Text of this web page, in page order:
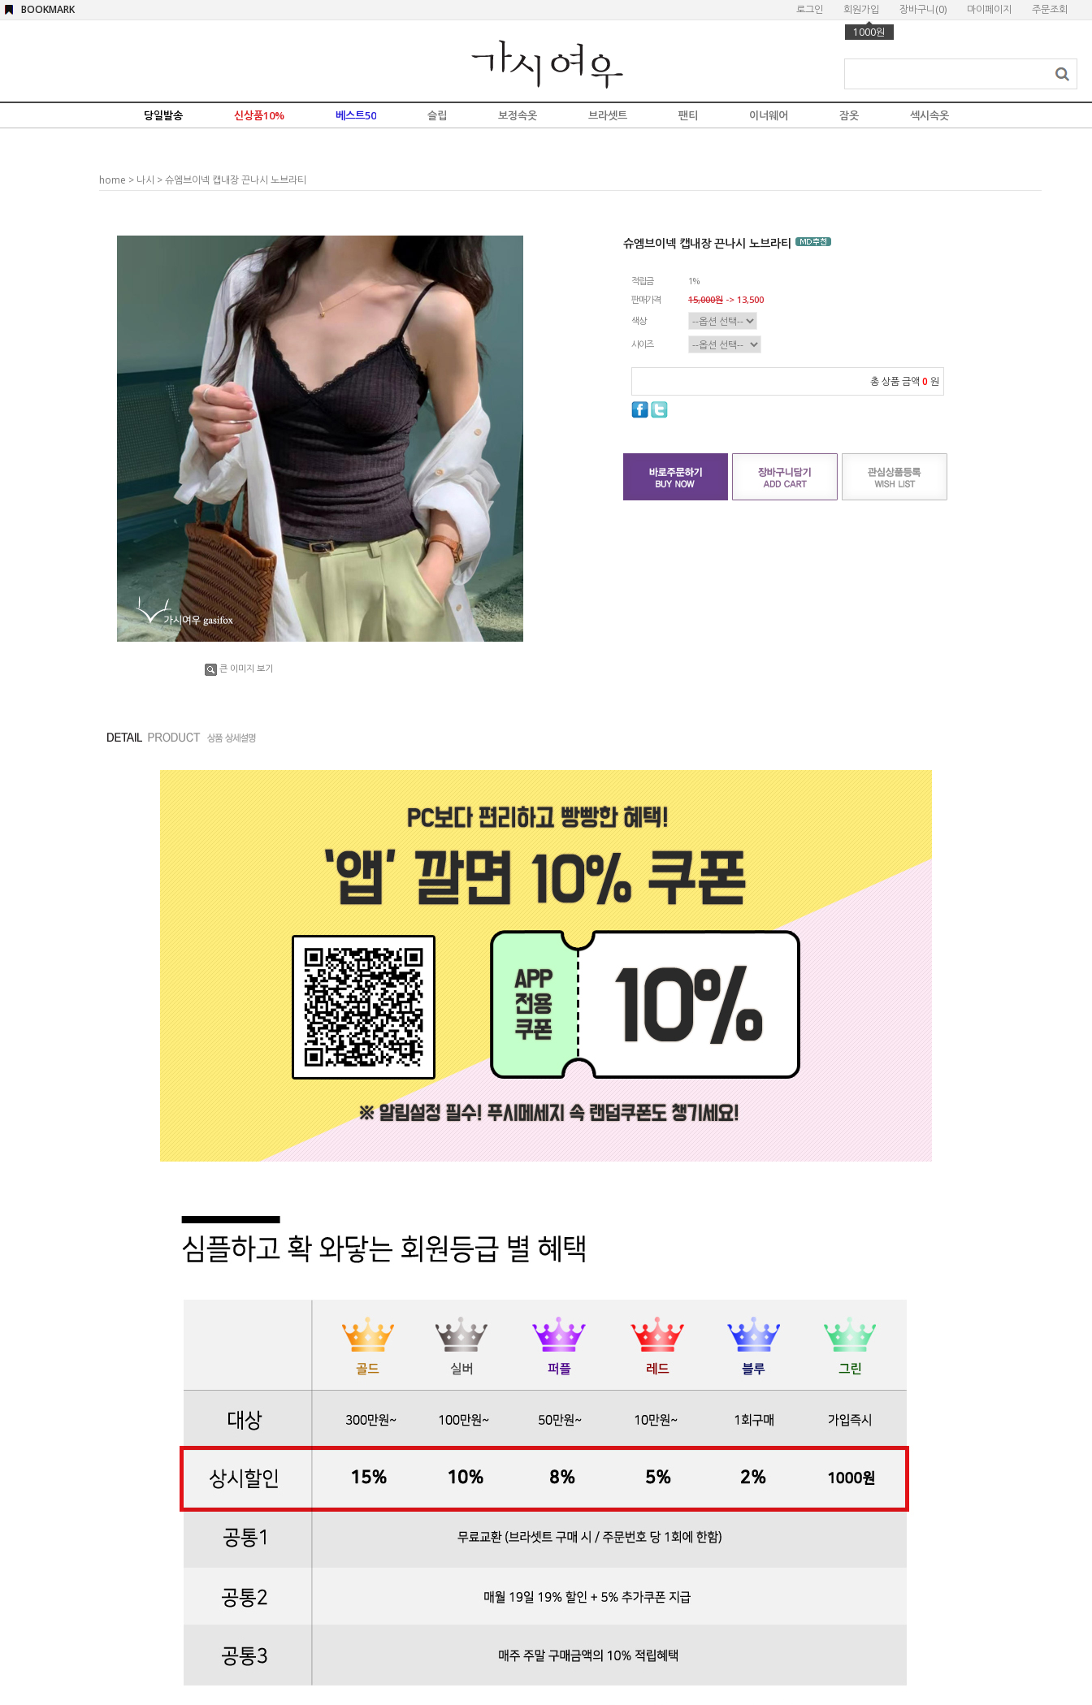
로그인
회원가입
1000원
장바구니(0) 마이페이지 주문조회
BOOKMARK
당일발송 신상품10% 베스트50 슬립 보정속옷 브라셋트 팬티 이너웨어 잠옷 섹시속옷
home > 나시 > 슈엠브이넥 캡내장 끈나시 노브라티
큰 이미지 보기
슈엠브이넥 캡내장 끈나시 노브라티
적립금
1%
판매가격
15,000원 -> 13,500
색상
사이즈
총 상품 금액 0 원